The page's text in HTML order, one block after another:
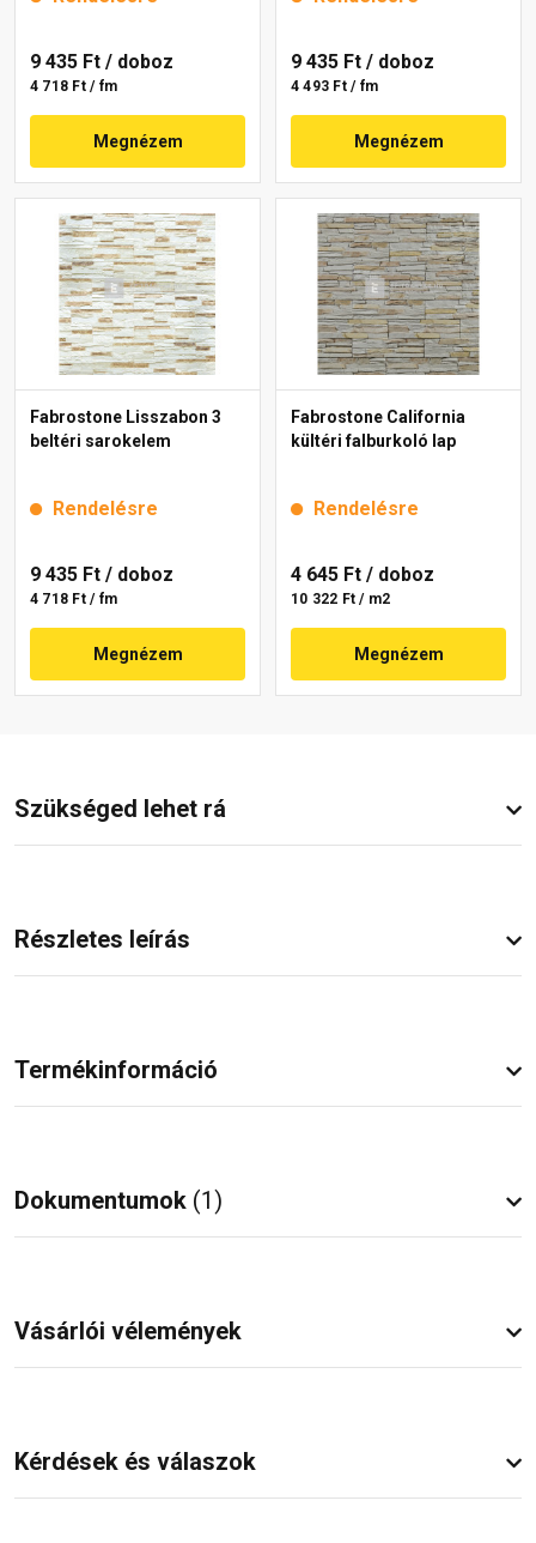
9 435 Ft / doboz
4 718 Ft / fm
Megnézem
9 435 Ft / doboz
4 493 Ft / fm
Megnézem
Fabrostone Lisszabon 3
beltéri sarokelem
Rendelésre
9 435 Ft / doboz
4 718 Ft / fm
Megnézem
Fabrostone California
kültéri falburkoló lap
Rendelésre
4 645 Ft / doboz
10 322 Ft / m2
Megnézem
Szükséged lehet rá
Részletes leírás
Termékinformáció
Dokumentumok (1)
Vásárlói vélemények
Kérdések és válaszok